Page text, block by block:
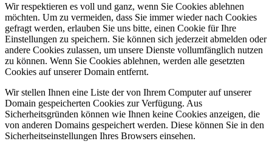
Wir respektieren es voll und ganz, wenn Sie Cookies ablehnen
möchten. Um zu vermeiden, dass Sie immer wieder nach Cookies
gefragt werden, erlauben Sie uns bitte, einen Cookie für Ihre
Einstellungen zu speichern. Sie können sich jederzeit abmelden oder
andere Cookies zulassen, um unsere Dienste vollumfänglich nutzen
zu können. Wenn Sie Cookies ablehnen, werden alle gesetzten
Cookies auf unserer Domain entfernt.
Wir stellen Ihnen eine Liste der von Ihrem Computer auf unserer
Domain gespeicherten Cookies zur Verfügung. Aus
Sicherheitsgründen können wie Ihnen keine Cookies anzeigen, die
von anderen Domains gespeichert werden. Diese können Sie in den
Sicherheitseinstellungen Ihres Browsers einsehen.